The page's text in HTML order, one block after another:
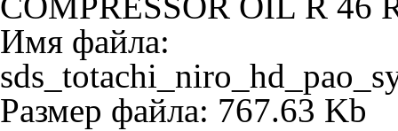
Имя файла:
Размер файла: 767.63 Kb